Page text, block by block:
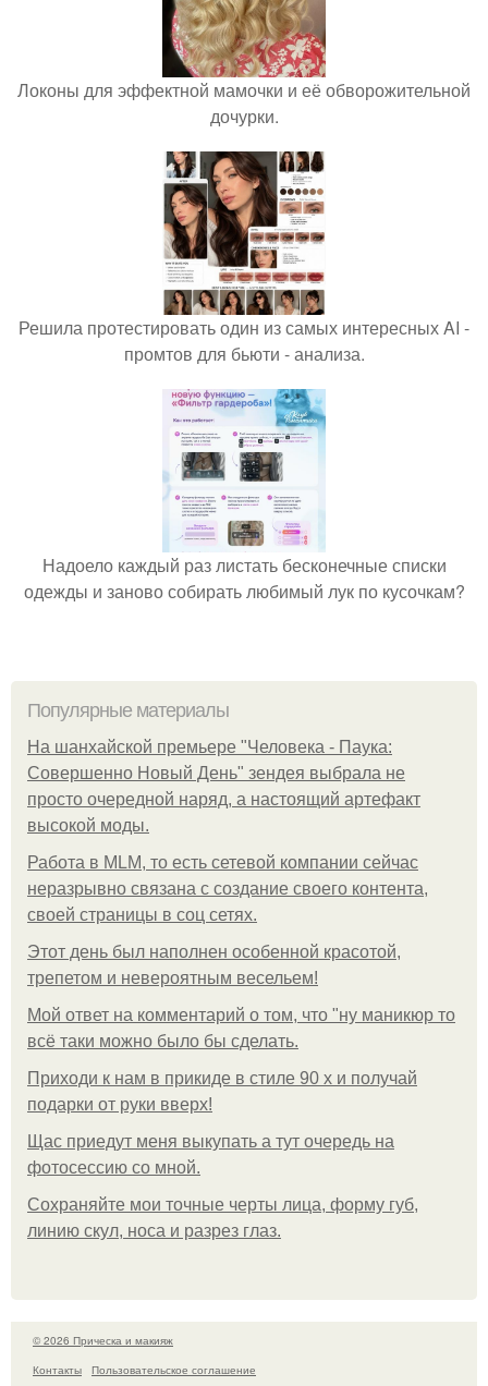
Локоны для эффектной мамочки и её обворожительной
дочурки.
Решила протестировать один из самых интересных AI -
промтов для бьюти - анализа.
Надоело каждый раз листать бесконечные списки
одежды и заново собирать любимый лук по кусочкам?
Популярные материалы
На шанхайской премьере "Человека - Паука:
Совершенно Новый День" зендея выбрала не
просто очередной наряд, а настоящий артефакт
высокой моды.
Работа в MLM, то есть сетевой компании сейчас
неразрывно связана с создание своего контента,
своей страницы в соц сетях.
Этот день был наполнен особенной красотой,
трепетом и невероятным весельем!
Мой ответ на комментарий о том, что "ну маникюр то
всё таки можно было бы сделать.
Приходи к нам в прикиде в стиле 90 х и получай
подарки от руки вверх!
Щас приедут меня выкупать а тут очередь на
фотосессию со мной.
Сохраняйте мои точные черты лица, форму губ,
линию скул, носа и разрез глаз.
© 2026 Прическа и макияж
Контакты
Пользовательское соглашение